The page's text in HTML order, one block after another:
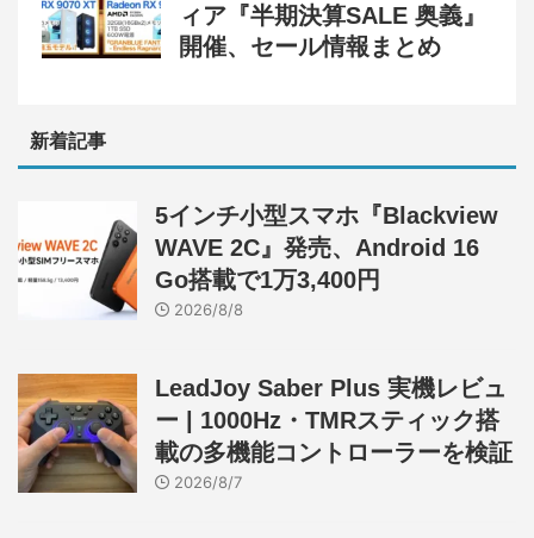
ィア『半期決算SALE 奥義』
開催、セール情報まとめ
新着記事
5インチ小型スマホ『Blackview
WAVE 2C』発売、Android 16
Go搭載で1万3,400円
2026/8/8
LeadJoy Saber Plus 実機レビュ
ー | 1000Hz・TMRスティック搭
載の多機能コントローラーを検証
2026/8/7